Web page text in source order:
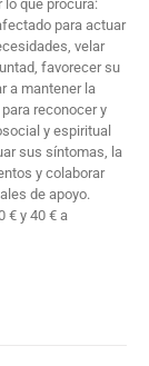
que procura:
para actuar
velar
favorecer su
a mantener la
reconocer y
y espiritual
sus síntomas, la
y colaborar
de apoyo.
€ y 40 € a